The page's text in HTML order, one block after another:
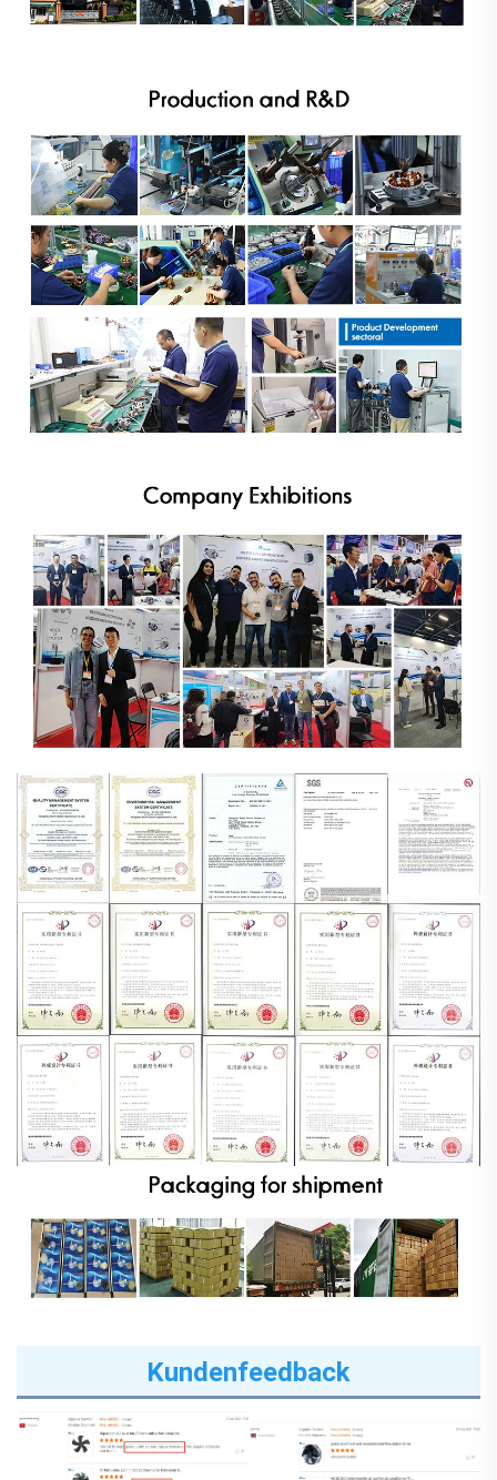
Kundenfeedback